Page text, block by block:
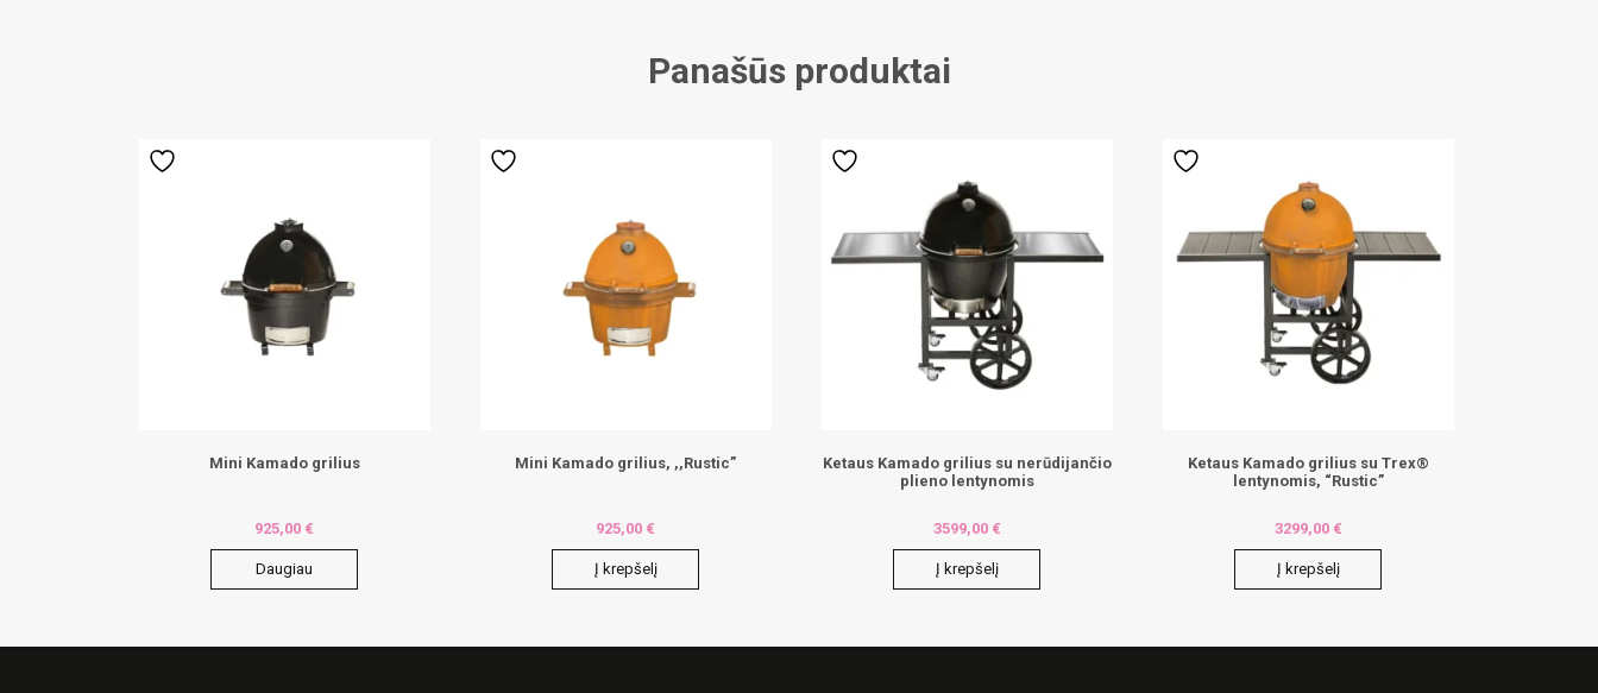
Panašūs produktai
Mini Kamado grilius
925,00 €
Daugiau
Mini Kamado grilius, ,,Rustic”
925,00 €
Į krepšelį
Ketaus Kamado grilius su nerūdijančio
plieno lentynomis
3599,00 €
Į krepšelį
Ketaus Kamado grilius su Trex®
lentynomis, “Rustic”
3299,00 €
Į krepšelį